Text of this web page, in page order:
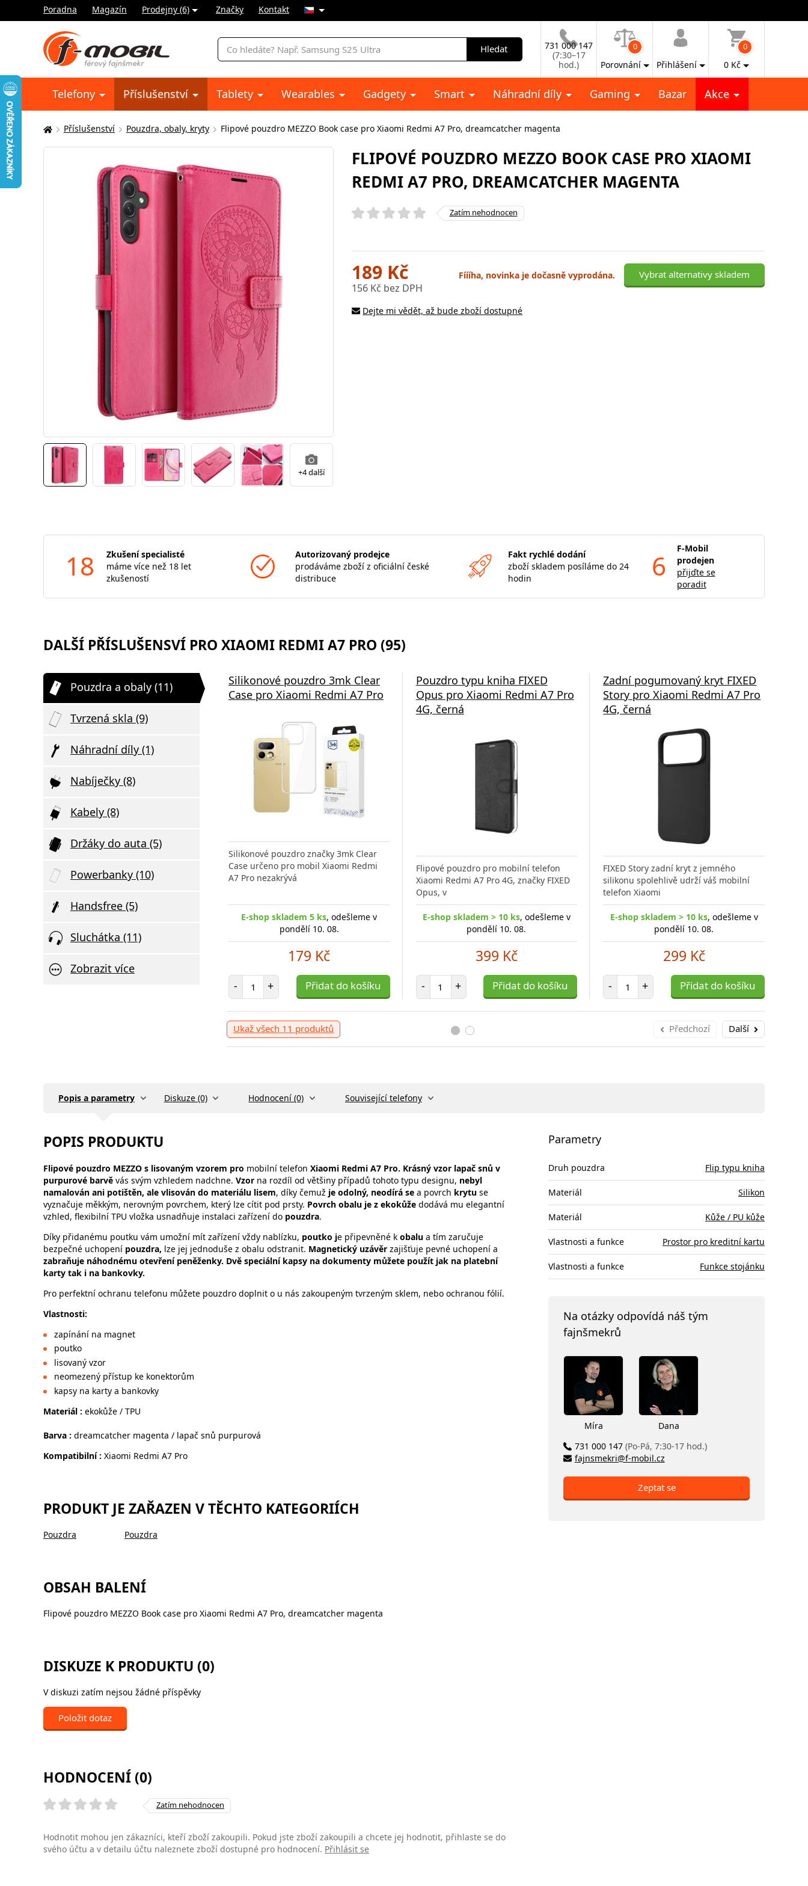
Poradna Magazín Prodejny (6) Značky Kontakt
Vyhledávání
Hledat
731 000 147
(7:30–17
hod.)
0
Porovnání Přihlášení
0
0 Kč
Telefony Příslušenství Tablety Wearables Gadgety Smart Náhradní díly Gaming Bazar Akce
Zde
se
Příslušenství Pouzdra, obaly, kryty Flipové pouzdro MEZZO Book case pro Xiaomi Redmi A7 Pro, dreamcatcher magenta
+4 další
FLIPOVÉ POUZDRO MEZZO BOOK CASE PRO XIAOMI
REDMI A7 PRO, DREAMCATCHER MAGENTA
Zatím nehodnocen
189 Kč
156 Kč bez DPH
Fíííha, novinka je dočasně vyprodána. Vybrat alternativy skladem
Dejte mi vědět, až bude zboží dostupné
18
Zkušení specialisté
máme více než 18 let
zkušeností
Autorizovaný prodejce
prodáváme zboží z oficiální české
distribuce
Fakt rychlé dodání
zboží skladem posíláme do 24
hodin
6
F-Mobil
prodejen
přijďte se
poradit
DALŠÍ PŘÍSLUŠENSVÍ PRO XIAOMI REDMI A7 PRO (95)
Pouzdra a obaly (11)
Tvrzená skla (9)
Náhradní díly (1)
Nabíječky (8)
Kabely (8)
Držáky do auta (5)
Powerbanky (10)
Handsfree (5)
Sluchátka (11)
Zobrazit více
Silikonové pouzdro 3mk Clear
Case pro Xiaomi Redmi A7 Pro
Silikonové pouzdro značky 3mk Clear
Case určeno pro mobil Xiaomi Redmi
A7 Pro nezakrývá
E-shop skladem 5 ks, odešleme v
pondělí 10. 08.
179 Kč
- Počet položek
+ Přidat do košíku
Pouzdro typu kniha FIXED
Opus pro Xiaomi Redmi A7 Pro
4G, černá
Flipové pouzdro pro mobilní telefon
Xiaomi Redmi A7 Pro 4G, značky FIXED
Opus, v
E-shop skladem > 10 ks, odešleme v
pondělí 10. 08.
399 Kč
- Počet položek
+ Přidat do košíku
Zadní pogumovaný kryt FIXED
Story pro Xiaomi Redmi A7 Pro
4G, černá
FIXED Story zadní kryt z jemného
silikonu spolehlivě udrží váš mobilní
telefon Xiaomi
E-shop skladem > 10 ks, odešleme v
pondělí 10. 08.
299 Kč
- Počet položek
+ Přidat do košíku
Ukaž všech 11 produktů Předchozí Další
Popis a parametry Diskuze (0) Hodnocení (0) Související telefony
POPIS PRODUKTU
Flipové pouzdro MEZZO s lisovaným vzorem pro mobilní telefon Xiaomi Redmi A7 Pro. Krásný vzor lapač snů v
purpurové barvě vás svým vzhledem nadchne. Vzor na rozdíl od většiny případů tohoto typu designu, nebyl
namalován ani potištěn, ale vlisován do materiálu lisem, díky čemuž je odolný, neodírá se a povrch krytu se
vyznačuje měkkým, nerovným povrchem, který lze cítit pod prsty. Povrch obalu je z ekokůže dodává mu elegantní
vzhled, flexibilní TPU vložka usnadňuje instalaci zařízení do pouzdra.
Díky přidanému poutku vám umožní mít zařízení vždy nablízku, poutko je připevněné k obalu a tím zaručuje
bezpečné uchopení pouzdra, lze jej jednoduše z obalu odstranit. Magnetický uzávěr zajišťuje pevné uchopení a
zabraňuje náhodnému otevření peněženky. Dvě speciální kapsy na dokumenty můžete použít jak na platební
karty tak i na bankovky.
Pro perfektní ochranu telefonu můžete pouzdro doplnit o u nás zakoupeným tvrzeným sklem, nebo ochranou fólií.
Vlastnosti:
zapínání na magnet
poutko
lisovaný vzor
neomezený přístup ke konektorům
kapsy na karty a bankovky
Materiál : ekokůže / TPU
Barva : dreamcatcher magenta / lapač snů purpurová
Kompatibilní : Xiaomi Redmi A7 Pro
PRODUKT JE ZAŘAZEN V TĚCHTO KATEGORIÍCH
Pouzdra Pouzdra
OBSAH BALENÍ
Flipové pouzdro MEZZO Book case pro Xiaomi Redmi A7 Pro, dreamcatcher magenta
DISKUZE K PRODUKTU (0)
V diskuzi zatím nejsou žádné příspěvky
Položit dotaz
HODNOCENÍ (0)
Zatím nehodnocen
Hodnotit mohou jen zákazníci, kteří zboží zakoupili. Pokud jste zboží zakoupili a chcete jej hodnotit, přihlaste se do
svého účtu a v detailu účtu naleznete zboží dostupné pro hodnocení. Přihlásit se
Parametry
Druh pouzdra Flip typu kniha
Materiál Silikon
Materiál Kůže / PU kůže
Vlastnosti a funkce Prostor pro kreditní kartu
Vlastnosti a funkce Funkce stojánku
Na otázky odpovídá náš tým
fajnšmekrů
Míra
Dana
731 000 147 (Po-Pá, 7:30-17 hod.)
fajnsmekri@f-mobil.cz
Zeptat se